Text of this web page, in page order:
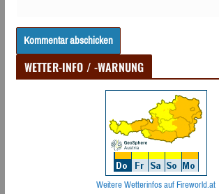
WETTER-INFO / -WARNUNG
Weitere Wetterinfos auf Fireworld.at